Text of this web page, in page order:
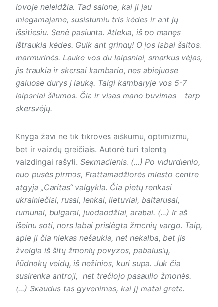
lovoje neleidžia. Tad salone, kai ji jau
miegamajame, susistumiu tris kėdes ir ant jų
išsitiesiu. Senė pasiunta. Atlekia, iš po manęs
ištraukia kėdes. Gulk ant grindų! O jos labai šaltos,
marmurinės. Lauke vos du laipsniai, smarkus vėjas,
jis traukia ir skersai kambario, nes abiejuose
galuose durys į lauką. Taigi kambaryje vos 5-7
laipsniai šilumos. Čia ir visas mano buvimas – tarp
skersvėjų.
Knyga žavi ne tik tikrovės aiškumu, optimizmu,
bet ir vaizdų greičiais. Autorė turi talentą
vaizdingai rašyti. Sekmadienis. (...) Po vidurdienio,
nuo pusės pirmos, Frattamadžiorės miesto centre
atgyja „Caritas“ valgykla. Čia pietų renkasi
ukrainiečiai, rusai, lenkai, lietuviai, baltarusai,
rumunai, bulgarai, juodaodžiai, arabai. (...) Ir aš
išeinu soti, nors labai prislėgta žmonių vargo. Taip,
apie jį čia niekas nešaukia, net nekalba, bet jis
žvelgia iš šitų žmonių povyzos, pabalusių,
liūdnokų veidų, iš nežinios, kuri supa. Juk čia
susirenka antroji, net trečiojo pasaulio žmonės.
(...) Skaudus tas gyvenimas, kai jį matai greta.